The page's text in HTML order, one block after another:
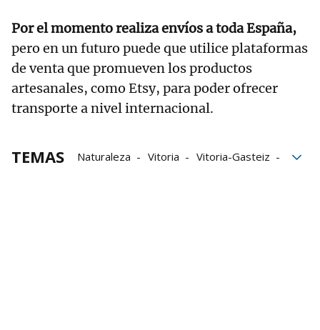
Por el momento realiza envíos a toda España,
pero en un futuro puede que utilice plataformas
de venta que promueven los productos
artesanales, como Etsy, para poder ofrecer
transporte a nivel internacional.
TEMAS Naturaleza Vitoria
Vitoria-Gasteiz